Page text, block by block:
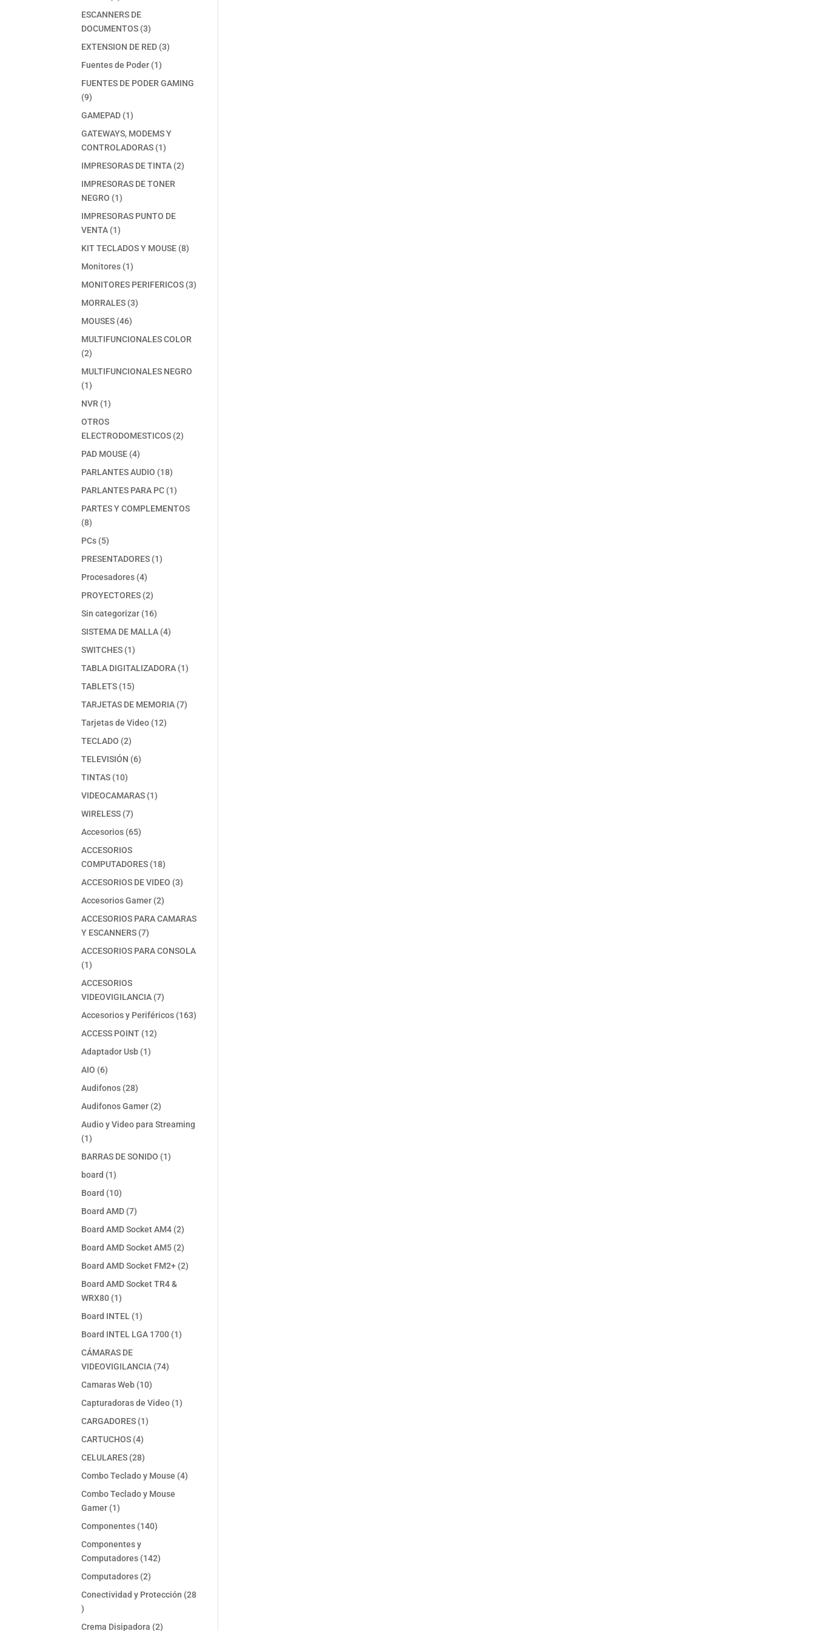
productos
ESCANNERS DE
DOCUMENTOS 33
productos
EXTENSION DE RED 33
Fuentes de Poder 11
producto
FUENTES DE PODER GAMING
99
productos
GAMEPAD 11
producto
GATEWAYS, MODEMS Y
CONTROLADORAS 11
producto
IMPRESORAS DE TINTA 22
IMPRESORAS DE TONER
NEGRO
11
producto
IMPRESORAS PUNTO DE
VENTA 11
producto
KIT TECLADOS Y MOUSE 88
Monitores 11
producto
MONITORES PERIFERICOS 33
MORRALES 33
MOUSES 4646
productos
MULTIFUNCIONALES COLOR
22
productos
MULTIFUNCIONALES NEGRO
11
producto
NVR 11
producto
OTROS
ELECTRODOMESTICOS 22
PAD MOUSE 44
productos
PARLANTES AUDIO 1818
productos
PARLANTES PARA PC 11
producto
PARTES Y COMPLEMENTOS
88
productos
PCs 55
productos
PRESENTADORES 11
Procesadores 44
productos
PROYECTORES 22
productos
Sin categorizar 1616
productos
SISTEMA DE MALLA 44
SWITCHES 11
producto
TABLA DIGITALIZADORA 11
TABLETS 1515
productos
TARJETAS DE MEMORIA 77
Tarjetas de Video 1212
TECLADO 22
productos
TELEVISIÓN 66
TINTAS 1010
productos
VIDEOCAMARAS 11
WIRELESS 77
productos
Accesorios 6565
ACCESORIOS
COMPUTADORES 1818
productos
ACCESORIOS DE VIDEO 33
Accesorios Gamer 22
productos
ACCESORIOS PARA CAMARAS
Y ESCANNERS 77
productos
ACCESORIOS PARA CONSOLA
11
producto
ACCESORIOS
VIDEOVIGILANCIA 77
productos
Accesorios y Periféricos 163163
ACCESS POINT 1212
Adaptador Usb 11
AIO 66
productos
Audifonos 2828
productos
Audifonos Gamer 22
productos
Audio y Video para Streaming
11
producto
BARRAS DE SONIDO 11
board 11
producto
Board 1010
productos
Board AMD 77
productos
Board AMD Socket AM4 22
productos
Board AMD Socket AM5 22
productos
Board AMD Socket FM2+ 22
Board AMD Socket TR4 &
WRX80 11
producto
Board INTEL 11
producto
Board INTEL LGA 1700 11
CÁMARAS DE
VIDEOVIGILANCIA 7474
Camaras Web 1010
productos
Capturadoras de Video 11
CARGADORES 11
CARTUCHOS 44
productos
CELULARES 2828
productos
Combo Teclado y Mouse 44
Combo Teclado y Mouse
Gamer 11
producto
Componentes 140140
Componentes y
Computadores 142142
Computadores 22
productos
Conectividad y Protección 28
28
productos
Crema Disipadora 22